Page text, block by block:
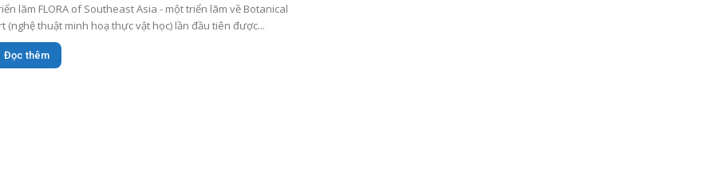
lãm FLORA of Southeast Asia - một triển lãm về Botanical
(nghệ thuật minh hoạ thực vật học) lần đầu tiên được...
Đọc thêm